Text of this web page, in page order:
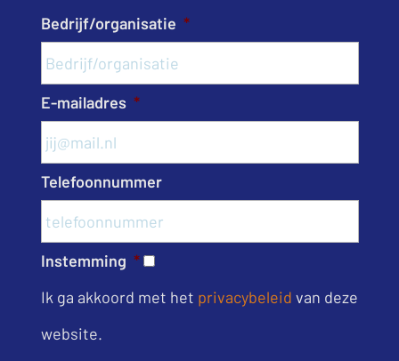
Bedrijf/organisatie *
E-mailadres *
Telefoonnummer
Instemming *
Ik ga akkoord met het privacybeleid van deze
website.